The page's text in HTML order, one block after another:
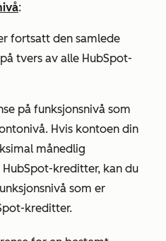
:
fortsatt den samlede
tvers av alle HubSpot-
på funksjonsnivå som
Hvis kontoen din
månedlig
kreditter, kan du
som er
kreditter.